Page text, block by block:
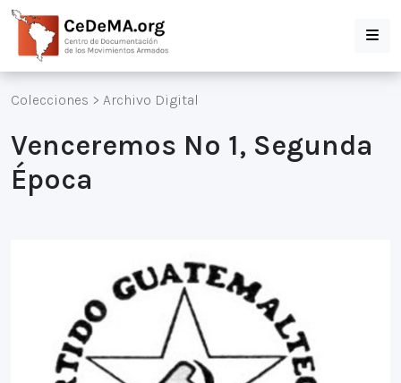
Colecciones > Archivo Digital
Venceremos Nº 1, Segunda
Época